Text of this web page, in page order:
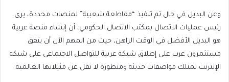
وعن البديل في حال تم تنفيذ “مقاطعة شعبية” لمنصات محددة، يرى
رئيس عمليات الاتصال بمكتب الاتصال الحكومي، أن إنشاء منصة عربية
هو البديل الأفضل في الوقت الراهن، حيث من المهم الآن أن يتفق
مستثمرون عرب على إطلاق شبكة عربية للتواصل الاجتماعي على شبكة
الإنترنت تمتلك مواصفات حديثة ومتطورة لا تقل عن مثيلاتها العالمية.